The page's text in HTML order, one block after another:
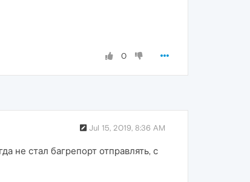
0
Jul 15, 2019, 8:36 AM
не стал багрепорт отправлять, с